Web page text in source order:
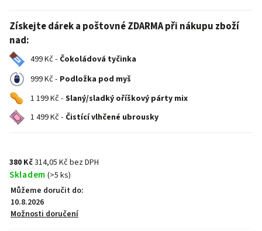
Získejte dárek a poštovné ZDARMA při nákupu zboží
nad:
499 Kč - Čokoládová tyčinka
999 Kč - Podložka pod myš
1 199 Kč - Slaný/sladký oříškový párty mix
1 499 Kč - Čistící vlhčené ubrousky
380 Kč314,05 Kč bez DPH
Skladem (>5 ks)
Můžeme doručit do:
10.8.2026
Možnosti doručení